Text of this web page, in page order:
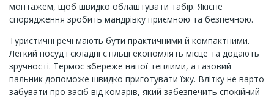
монтажем, щоб швидко облаштувати табір. Якісне
спорядження зробить мандрівку приємною та безпечною.
Туристичні речі мають бути практичними й компактними.
Легкий посуд і складні стільці економлять місце та додають
зручності. Термос збереже напої теплими, а газовий
пальник допоможе швидко приготувати їжу. Влітку не варто
забувати про засіб від комарів, який забезпечить спокійний